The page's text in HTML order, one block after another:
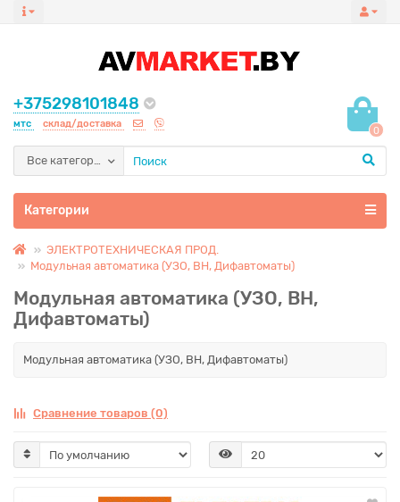
+375298101848
мтс склад/доставка
0
Все категории
Категории
ЭЛЕКТРОТЕХНИЧЕСКАЯ ПРОД.
Модульная автоматика (УЗО, ВН, Дифавтоматы)
Модульная автоматика (УЗО, ВН,
Дифавтоматы)
Модульная автоматика (УЗО, ВН, Дифавтоматы)
Сравнение товаров (0)